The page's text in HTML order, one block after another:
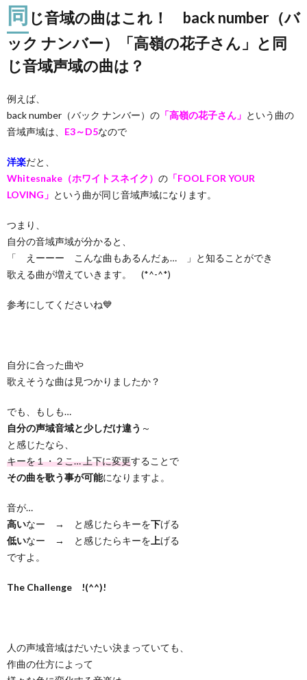
同 じ音域の曲はこれ！ back number（バ
ック ナンバー）「高嶺の花子さん」と同
じ音域声域の曲は？
例えば、
back number（バック ナンバー）の 「高嶺の花子さん」 という曲の
音域声域は、 E3～D5なので
洋楽だと、
Whitesnake（ホワイトスネイク） の 「FOOL FOR YOUR
LOVING」 という曲が同じ音域声域になります。
つまり、
自分の音域声域が分かると、
「 えーーー こんな曲もあるんだぁ… 」と知ることができ
歌える曲が増えていきます。 (*^-^*)
参考にしてくださいね💙
自分に合った曲や
歌えそうな曲は見つかりましたか？
でも、もしも…
自分の声域音域と少しだけ違う ～
と感じたなら、
キーを１・２こ… 上下に変更することで
その曲を歌う事が可能になりますよ。
音が…
高いなー → と感じたらキーを下げる
低いなー → と感じたらキーを 上げる
ですよ。
The Challenge !(^^)!
人の声域音域はだいたい決まっていても、
作曲の仕方によって